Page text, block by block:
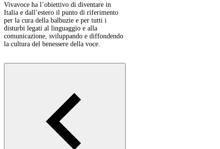
Vivavoce ha l’obiettivo di diventare in
Italia e dall’estero il punto di riferimento
per la cura della balbuzie e per tutti i
disturbi legati al linguaggio e alla
comunicazione, sviluppando e diffondendo
la cultura del benessere della voce.